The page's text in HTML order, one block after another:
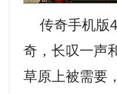
传奇手机版4
奇，长叹一声
草原上被需要